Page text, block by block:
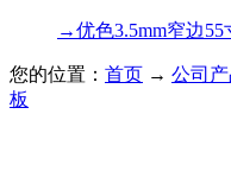
→优色3.5mm窄边
您的位置： 首页 → 公司
板